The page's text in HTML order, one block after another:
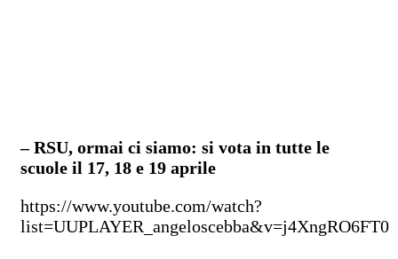
– RSU, ormai ci siamo: si vota in tutte le
scuole il 17, 18 e 19 aprile
https://www.youtube.com/watch?
list=UUPLAYER_angeloscebba&v=j4XngRO6FT0